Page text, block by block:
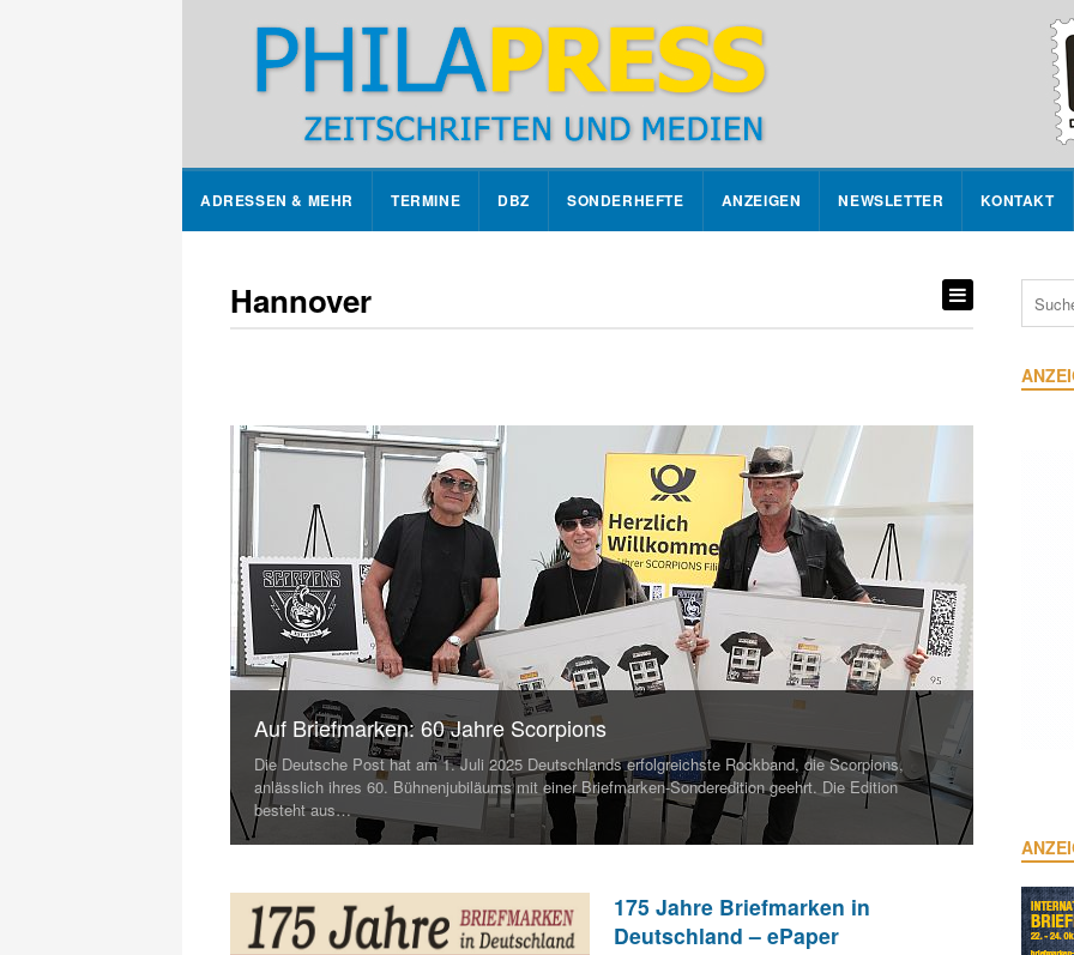
ADRESSEN & MEHR TERMINE DBZ SONDERHEFTE ANZEIGEN NEWSLETTER KONTAKT
Hannover
Auf Briefmarken: 60 Jahre Scorpions
Die Deutsche Post hat am 1. Juli 2025 Deutschlands erfolgreichste Rockband, die Scor­pions,
anlässlich ihres 60. Bühnenjubiläums mit einer Briefmarken-Sonderedition geehrt. Die Edition
besteht aus…
175 Jahre Briefmarken in
Deutschland – ePaper